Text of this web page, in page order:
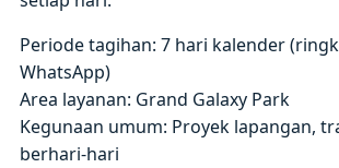
Periode tagihan: 7 hari kalender
WhatsApp)
Area layanan: Grand Galaxy Park
Kegunaan umum: Proyek lapangan,
berhari-hari